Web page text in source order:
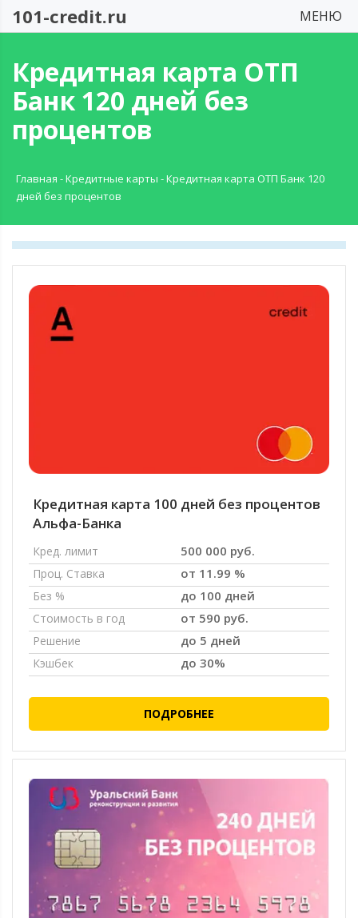
101-credit.ru МЕНЮ
Кредитная карта ОТП
Банк 120 дней без
процентов
Главная -Кредитные карты -Кредитная карта ОТП Банк 120
дней без процентов
Кредитная карта 100 дней без процентов
Альфа-Банка
Кред. лимит 500 000 руб.
Проц. Ставка от 11.99 %
Без % до 100 дней
Стоимость в год от 590 руб.
Решение до 5 дней
Кэшбек до 30%
ПОДРОБНЕЕ